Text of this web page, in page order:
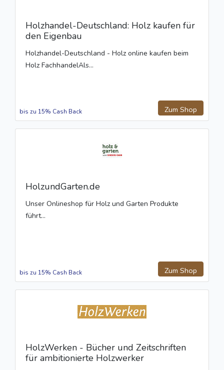
Holzhandel-Deutschland: Holz kaufen für
den Eigenbau
Holzhandel-Deutschland - Holz online kaufen beim
Holz FachhandelAls...
Zum Shop
bis zu 15% Cash Back
HolzundGarten.de
Unser Onlineshop für Holz und Garten Produkte
führt...
Zum Shop
bis zu 15% Cash Back
HolzWerken - Bücher und Zeitschriften
für ambitionierte Holzwerker